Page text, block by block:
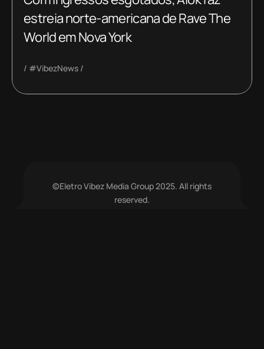
estreia norte-americana de Rave The
World em Nova York
#VibezNews
©Eletro Vibez Media Group 2025. All rights
reserved.